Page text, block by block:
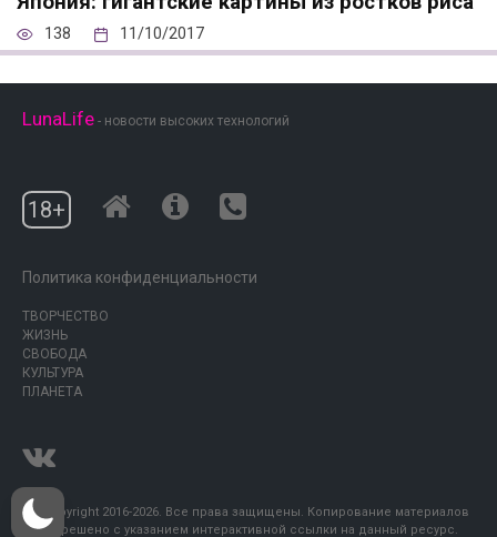
138 11/10/2017
LunaLife - новости высоких технологий
18+
Политика конфиденциальности
ТВОРЧЕСТВО
ЖИЗНЬ
СВОБОДА
КУЛЬТУРА
ПЛАНЕТА
© Copyright 2016-2026. Все права защищены. Копирование материалов
разрешено с указанием интерактивной ссылки на данный ресурс.